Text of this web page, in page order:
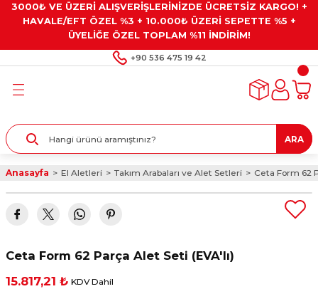
3000₺ VE ÜZERİ ALIŞVERİŞLERİNİZDE ÜCRETSİZ KARGO! +
HAVALE/EFT ÖZEL %3 + 10.000₺ ÜZERİ SEPETTE %5 +
ÜYELİĞE ÖZEL TOPLAM %11 İNDİRİM!
+90 536 475 19 42
Geri Dön
Geri Dön
Geri Dön
Gresler
Geri Dön
Alet Setleri
Geri Dön
Taşları ve
ARA
Anasayfa El Aletleri Takım Arabaları ve Alet Setleri Ceta Form 62
Ceta Form 62 Parça Alet Seti (EVA'lı)
15.817,21 ₺ KDV Dahil